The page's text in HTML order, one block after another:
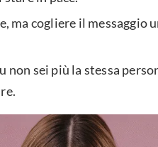
ma cogliere il messaggio
sei più la stessa